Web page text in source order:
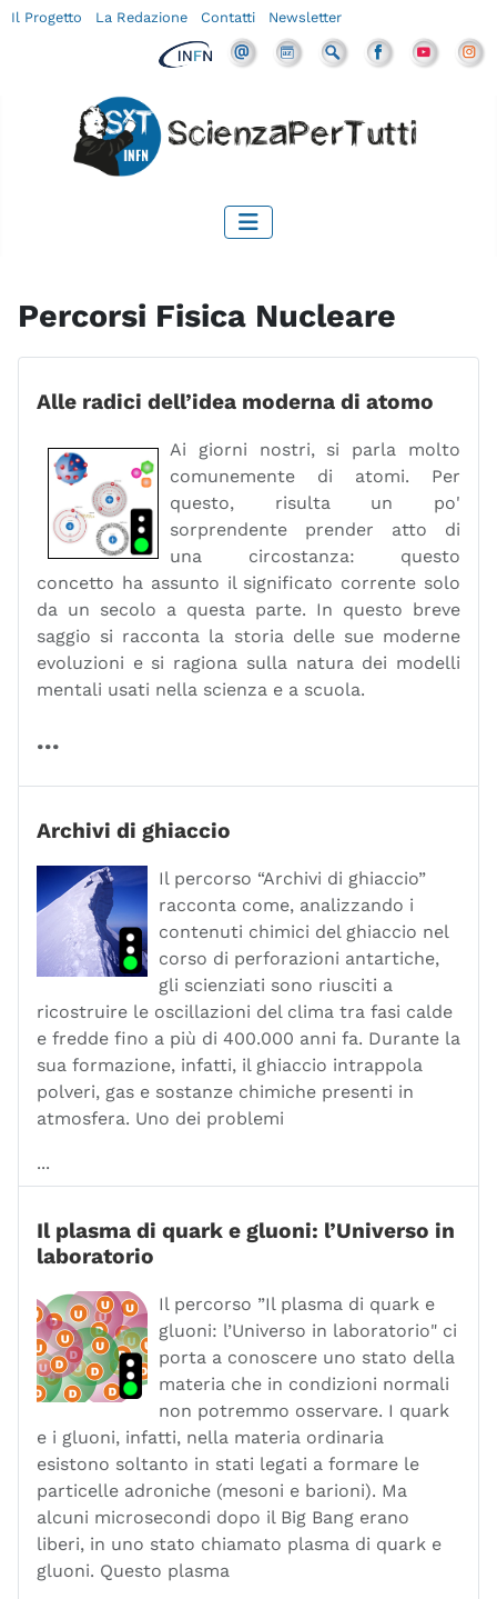
Il Progetto La Redazione Contatti Newsletter
Percorsi Fisica Nucleare
Alle radici dell’idea moderna di atomo
Ai giorni nostri, si parla molto
comunemente di atomi. Per
questo, risulta un po'
sorprendente prender atto di
una circostanza: questo
concetto ha assunto il significato corrente solo
da un secolo a questa parte. In questo breve
saggio si racconta la storia delle sue moderne
evoluzioni e si ragiona sulla natura dei modelli
mentali usati nella scienza e a scuola.
...
Archivi di ghiaccio
Il percorso “Archivi di ghiaccio”
racconta come, analizzando i
contenuti chimici del ghiaccio nel
corso di perforazioni antartiche,
gli scienziati sono riusciti a
ricostruire le oscillazioni del clima tra fasi calde
e fredde fino a più di 400.000 anni fa. Durante la
sua formazione, infatti, il ghiaccio intrappola
polveri, gas e sostanze chimiche presenti in
atmosfera. Uno dei problemi
...
Il plasma di quark e gluoni: l’Universo in
laboratorio
Il percorso ”Il plasma di quark e
gluoni: l’Universo in laboratorio" ci
porta a conoscere uno stato della
materia che in condizioni normali
non potremmo osservare. I quark
e i gluoni, infatti, nella materia ordinaria
esistono soltanto in stati legati a formare le
particelle adroniche (mesoni e barioni). Ma
alcuni microsecondi dopo il Big Bang erano
liberi, in uno stato chiamato plasma di quark e
gluoni. Questo plasma